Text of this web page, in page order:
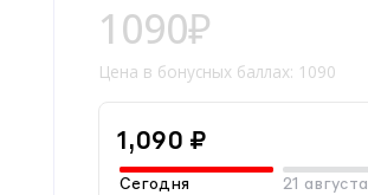
1090₽
Цена в бонусных баллах: 1090
1,090 ₽
Сегодня 21 августа